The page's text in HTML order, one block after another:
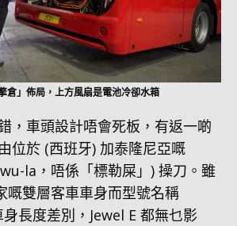
倉」佈局，上方風扇是電池冷卻水箱
，車頭設計唔會死板，有返一啲
位於 (西班牙) 加泰隆尼亞嘅
la，唔係「標勒屎」) 操刀。雖
嘅雙層客車車身而型號名稱
長度差別，Jewel E 都無乜影